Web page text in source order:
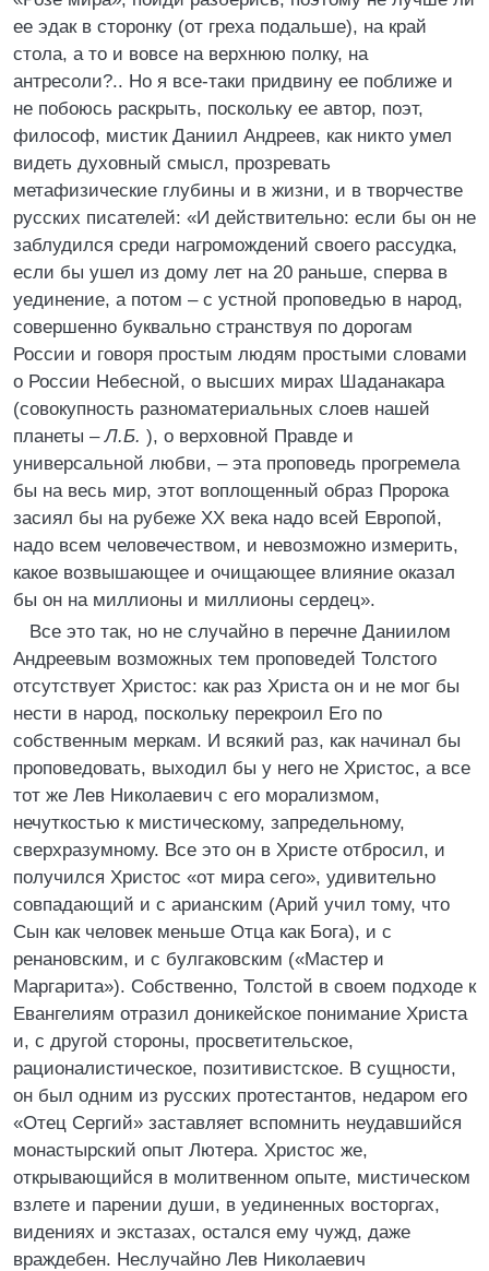
ее эдак в сторонку (от греха подальше), на край
стола, а то и вовсе на верхнюю полку, на
антресоли?.. Но я все-таки придвину ее поближе и
не побоюсь раскрыть, поскольку ее автор, поэт,
философ, мистик Даниил Андреев, как никто умел
видеть духовный смысл, прозревать
метафизические глубины и в жизни, и в творчестве
русских писателей: «И действительно: если бы он не
заблудился среди нагромождений своего рассудка,
если бы ушел из дому лет на 20 раньше, сперва в
уединение, а потом – с устной проповедью в народ,
совершенно буквально странствуя по дорогам
России и говоря простым людям простыми словами
о России Небесной, о высших мирах Шаданакара
(совокупность разноматериальных слоев нашей
планеты –Л.Б. ), о верховной Правде и
универсальной любви, – эта проповедь прогремела
бы на весь мир, этот воплощенный образ Пророка
засиял бы на рубеже XX века надо всей Европой,
надо всем человечеством, и невозможно измерить,
какое возвышающее и очищающее влияние оказал
бы он на миллионы и миллионы сердец».
Все это так, но не случайно в перечне Даниилом
Андреевым возможных тем проповедей Толстого
отсутствует Христос: как раз Христа он и не мог бы
нести в народ, поскольку перекроил Его по
собственным меркам. И всякий раз, как начинал бы
проповедовать, выходил бы у него не Христос, а все
тот же Лев Николаевич с его морализмом,
нечуткостью к мистическому, запредельному,
сверхразумному. Все это он в Христе отбросил, и
получился Христос «от мира сего», удивительно
совпадающий и с арианским (Арий учил тому, что
Сын как человек меньше Отца как Бога), и с
ренановским, и с булгаковским («Мастер и
Маргарита»). Собственно, Толстой в своем подходе к
Евангелиям отразил доникейское понимание Христа
и, с другой стороны, просветительское,
рационалистическое, позитивистское. В сущности,
он был одним из русских протестантов, недаром его
«Отец Сергий» заставляет вспомнить неудавшийся
монастырский опыт Лютера. Христос же,
открывающийся в молитвенном опыте, мистическом
взлете и парении души, в уединенных восторгах,
видениях и экстазах, остался ему чужд, даже
враждебен. Неслучайно Лев Николаевич